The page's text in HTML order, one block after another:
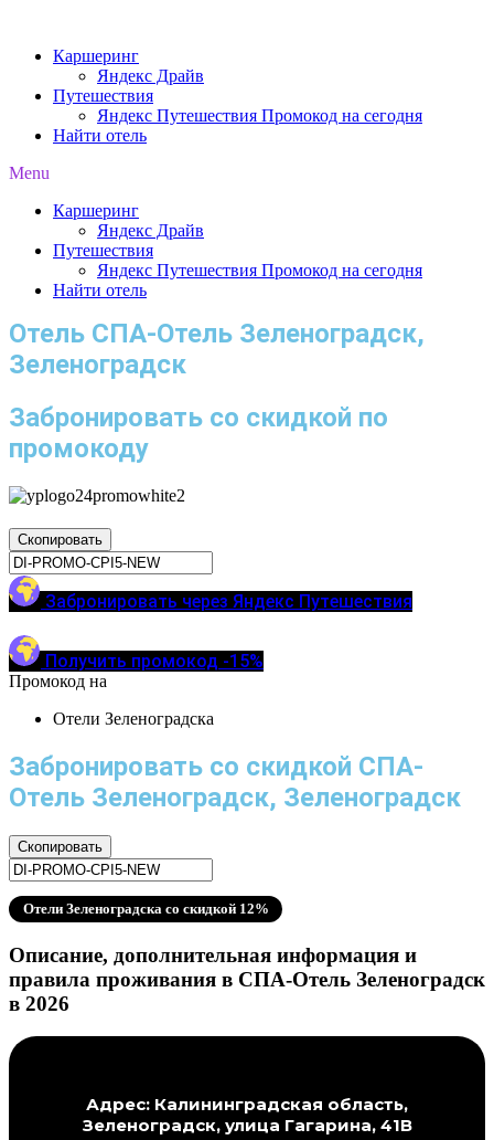
содержимому
Каршеринг
Яндекс Драйв
Путешествия
Яндекс Путешествия Промокод на сегодня
Найти отель
Menu
Каршеринг
Яндекс Драйв
Путешествия
Яндекс Путешествия Промокод на сегодня
Найти отель
Отель СПА-Отель Зеленоградск,
Зеленоградск
Забронировать со скидкой по
промокоду
Скопировать
Забронировать через Яндекс Путешествия
Получить промокод -15%
Промокод на
Отели Зеленоградска
Забронировать со скидкой СПА-
Отель Зеленоградск, Зеленоградск
Скопировать
Отели Зеленоградска со скидкой 12%
Описание, дополнительная информация и
правила проживания в СПА-Отель Зеленоградск
в 2026
Адрес: Калининградская область,
Зеленоградск, улица Гагарина, 41В